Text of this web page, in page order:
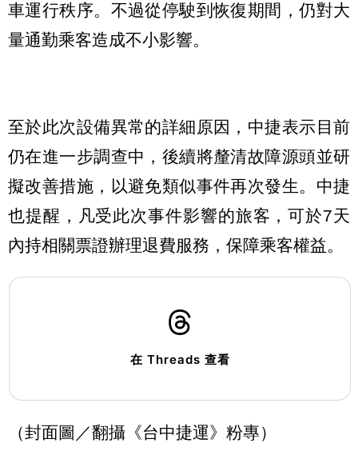
車運行秩序。不過從停駛到恢復期間，仍對大
量通勤乘客造成不小影響。
至於此次設備異常的詳細原因，中捷表示目前
仍在進一步調查中，後續將釐清故障源頭並研
擬改善措施，以避免類似事件再次發生。中捷
也提醒，凡受此次事件影響的旅客，可於7天
內持相關票證辦理退費服務，保障乘客權益。
在 Threads 查看
（封面圖／翻攝《台中捷運》粉專）